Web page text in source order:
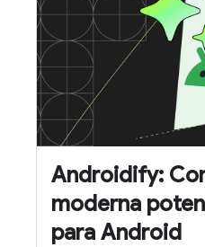
Androidify:
moderna
para Android